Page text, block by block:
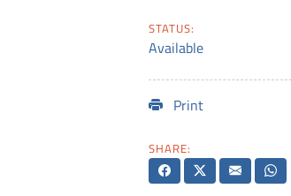
STATUS:
Available
Print
SHARE: